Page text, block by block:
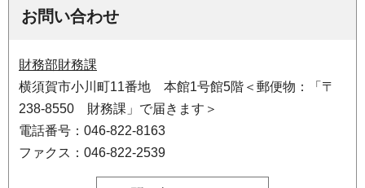
お問い合わせ
財務部財務課
横須賀市小川町11番地 本館1号館5階＜郵便物：「〒
238-8550 財務課」で届きます＞
電話番号：046-822-8163
ファクス：046-822-2539